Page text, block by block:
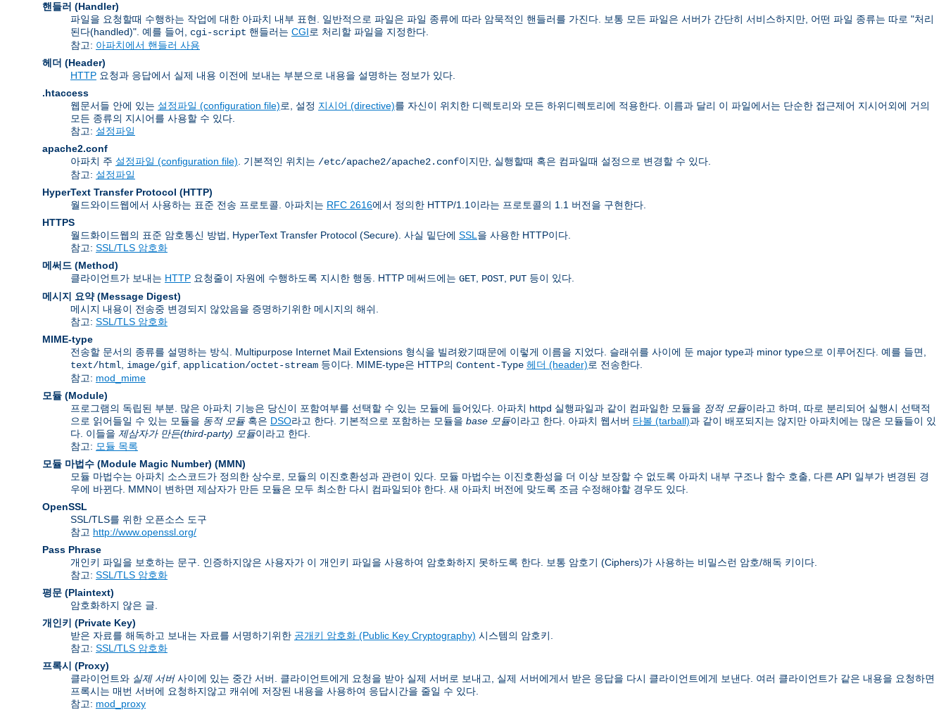
핸들러 (Handler)
파일을 요청할때 수행하는 작업에 대한 아파치 내부 표현. 일반적으로 파일은 파일 종류에 따라 암묵적인 핸들러를 가진다. 보통 모든 파일은 서버가 간단히 서비스하지만, 어떤 파일 종류는 따로 "처리
된다(handled)". 예를 들어, cgi-script 핸들러는 CGI로 처리할 파일을 지정한다.
참고: 아파치에서 핸들러 사용
헤더 (Header)
HTTP 요청과 응답에서 실제 내용 이전에 보내는 부분으로 내용을 설명하는 정보가 있다.
.htaccess
웹문서들 안에 있는 설정파일 (configuration file)로, 설정 지시어 (directive)를 자신이 위치한 디렉토리와 모든 하위디렉토리에 적용한다. 이름과 달리 이 파일에서는 단순한 접근제어 지시어외에 거의
모든 종류의 지시어를 사용할 수 있다.
참고: 설정파일
apache2.conf
아파치 주 설정파일 (configuration file) . 기본적인 위치는 /etc/apache2/apache2.conf이지만, 실행할때 혹은 컴파일때 설정으로 변경할 수 있다.
참고: 설정파일
HyperText Transfer Protocol (HTTP)
월드와이드웹에서 사용하는 표준 전송 프로토콜. 아파치는 RFC 2616에서 정의한 HTTP/1.1이라는 프로토콜의 1.1 버전을 구현한다.
HTTPS
월드화이드웹의 표준 암호통신 방법, HyperText Transfer Protocol (Secure). 사실 밑단에 SSL 을 사용한 HTTP이다.
참고: SSL/TLS 암호화
메써드 (Method)
클라이언트가 보내는 HTTP 요청줄이 자원에 수행하도록 지시한 행동. HTTP 메써드에는 GET POST PUT 등이 있다.
메시지 요약 (Message Digest)
메시지 내용이 전송중 변경되지 않았음을 증명하기위한 메시지의 해쉬.
참고: SSL/TLS 암호화
MIME-type
전송할 문서의 종류를 설명하는 방식. Multipurpose Internet Mail Extensions 형식을 빌려왔기때문에 이렇게 이름을 지었다. 슬래쉬를 사이에 둔 major type과 minor type으로 이루어진다. 예를 들면,
text/html image/gif application/octet-stream 등이다. MIME-type은 HTTP의 Content-Type 헤더 (header)로 전송한다.
참고: mod_mime
모듈 (Module)
프로그램의 독립된 부분. 많은 아파치 기능은 당신이 포함여부를 선택할 수 있는 모듈에 들어있다. 아파치 httpd 실행파일과 같이 컴파일한 모듈을 정적 모듈이라고 하며, 따로 분리되어 실행시 선택적
으로 읽어들일 수 있는 모듈을 동적 모듈 혹은 DSO라고 한다. 기본적으로 포함하는 모듈을 base 모듈이라고 한다. 아파치 웹서버 타볼 (tarball)과 같이 배포되지는 않지만 아파치에는 많은 모듈들이 있
다. 이들을 제삼자가 만든(third-party) 모듈이라고 한다.
참고: 모듈 목록
모듈 마법수 (Module Magic Number) (MMN)
모듈 마법수는 아파치 소스코드가 정의한 상수로, 모듈의 이진호환성과 관련이 있다. 모듈 마법수는 이진호환성을 더 이상 보장할 수 없도록 아파치 내부 구조나 함수 호출, 다른 API 일부가 변경된 경
우에 바뀐다. MMN이 변하면 제삼자가 만든 모듈은 모두 최소한 다시 컴파일되야 한다. 새 아파치 버전에 맞도록 조금 수정해야할 경우도 있다.
OpenSSL
SSL/TLS를 위한 오픈소스 도구
참고 http://www.openssl.org/
Pass Phrase
개인키 파일을 보호하는 문구. 인증하지않은 사용자가 이 개인키 파일을 사용하여 암호화하지 못하도록 한다. 보통 암호기 (Ciphers)가 사용하는 비밀스런 암호/해독 키이다.
참고: SSL/TLS 암호화
평문 (Plaintext)
암호화하지 않은 글.
개인키 (Private Key)
받은 자료를 해독하고 보내는 자료를 서명하기위한 공개키 암호화 (Public Key Cryptography) 시스템의 암호키.
참고: SSL/TLS 암호화
프록시 (Proxy)
클라이언트와 실제 서버사이에 있는 중간 서버. 클라이언트에게 요청을 받아 실제 서버로 보내고, 실제 서버에게서 받은 응답을 다시 클라이언트에게 보낸다. 여러 클라이언트가 같은 내용을 요청하면
프록시는 매번 서버에 요청하지않고 캐쉬에 저장된 내용을 사용하여 응답시간을 줄일 수 있다.
참고: mod_proxy